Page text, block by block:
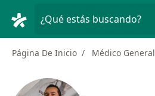
¿Qué estás buscando?
Página De Inicio Médico General